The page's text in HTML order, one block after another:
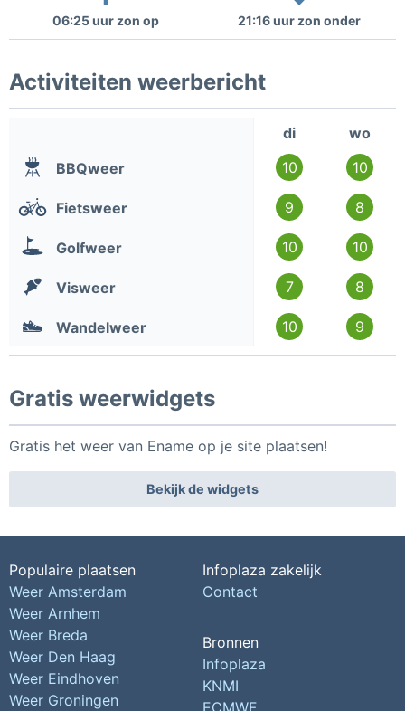
06:25 uur zon op 21:16 uur zon onder
Activiteiten weerbericht
di
wo
BBQweer
10 10
Fietsweer 9 8
Golfweer 10 10
Visweer 7 8
Wandelweer 10 9
Gratis weerwidgets
Gratis het weer van Ename op je site plaatsen!
Bekijk de widgets
Populaire plaatsen
Weer Amsterdam
Weer Arnhem
Weer Breda
Weer Den Haag
Weer Eindhoven
Weer Groningen
Infoplaza zakelijk
Contact
Bronnen
Infoplaza
KNMI